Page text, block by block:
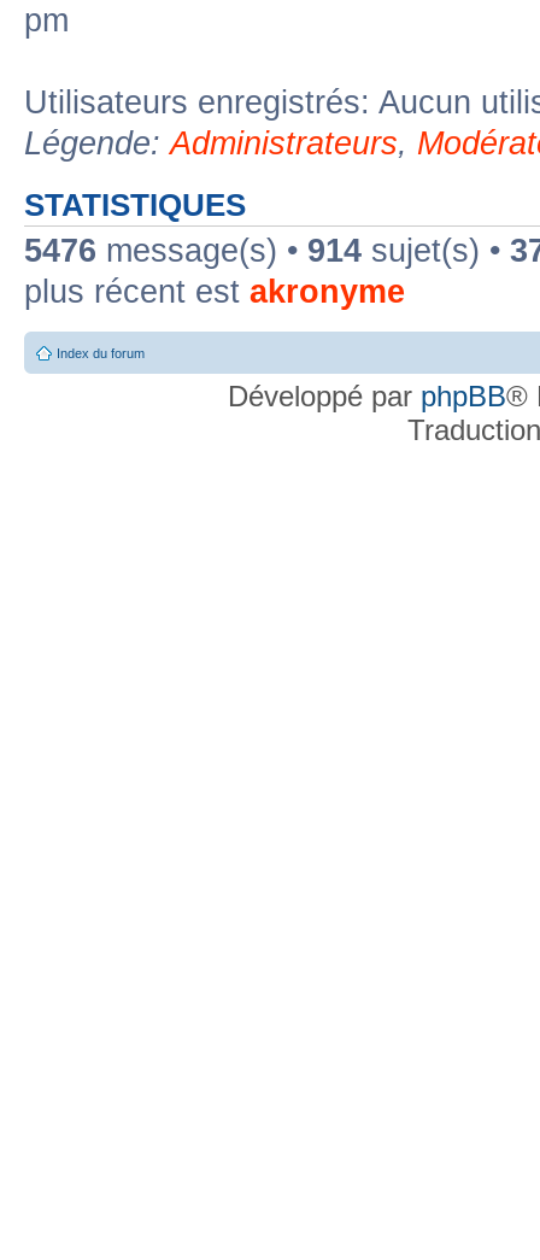
pm
Utilisateurs enregistrés: Aucun
Légende:Administrateurs,
STATISTIQUES
5476 message(s) • 914 sujet(s) •
plus récent est akronyme
Index du forum
Développé par phpBB®